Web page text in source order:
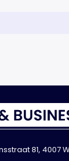
81, 4007